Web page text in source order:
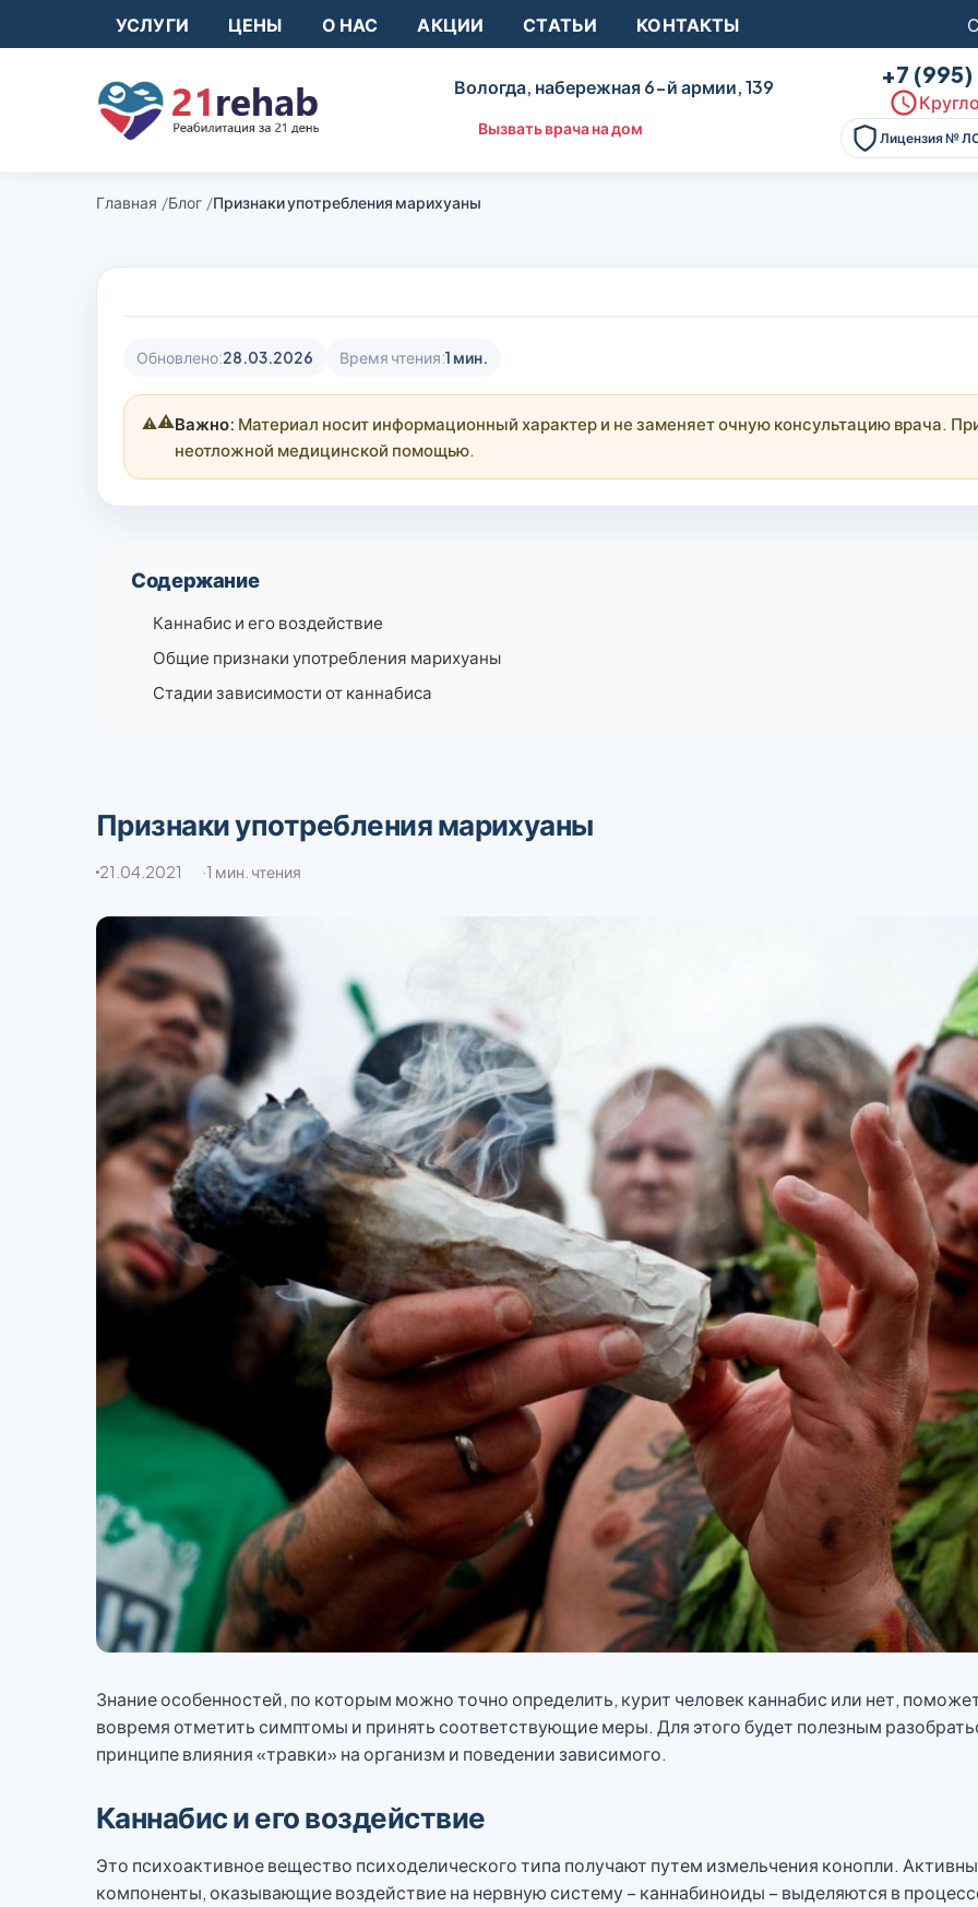
УСЛУГИ ЦЕНЫ О НАС АКЦИИ СТАТЬИ КОНТАКТЫ
Вологда, набережная 6-й армии, 139
Вызвать врача на дом
+7
Лицензия №
Главная Блог Признаки употребления марихуаны
Обновлено:28.03.2026 Время чтения:1 мин.
⚠️Важно: Материал носит информационный характер и не заменяет очную консультацию врача.
неотложной медицинской помощью.
Содержание
Каннабис и его воздействие
Общие признаки употребления марихуаны
Стадии зависимости от каннабиса
Признаки употребления марихуаны
21.04.2021 1 мин. чтения
Знание особенностей, по которым можно точно определить, курит человек каннабис или нет,
вовремя отметить симптомы и принять соответствующие меры. Для этого будет полезным
принципе влияния «травки» на организм и поведении зависимого.
Каннабис и его воздействие
Это психоактивное вещество психоделического типа получают путем измельчения конопли.
компоненты, оказывающие воздействие на нервную систему – каннабиноиды – выделяются в